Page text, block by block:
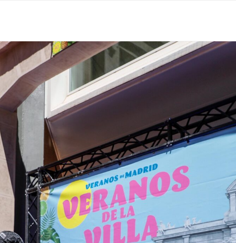
OCIO RESTAURANTES LLEVA TU